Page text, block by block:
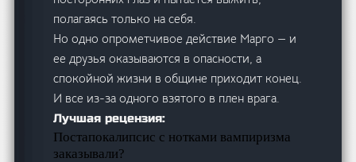
полагаясь только на себя.
Но одно опрометчивое действие Марго — и
ее друзья оказываются в опасности, а
спокойной жизни в общине приходит конец.
И все из-за одного взятого в плен врага.
Лучшая рецензия:
Постапокалипсис с нотками вампиризма
заказывали?